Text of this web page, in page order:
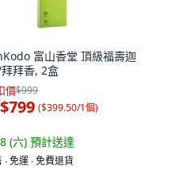
富山香堂 頂級福壽迦
拜香, 2盒
價$999
$799 ($399.50/1個)
(六) 預計送達
免運 ∙ 免費退貨